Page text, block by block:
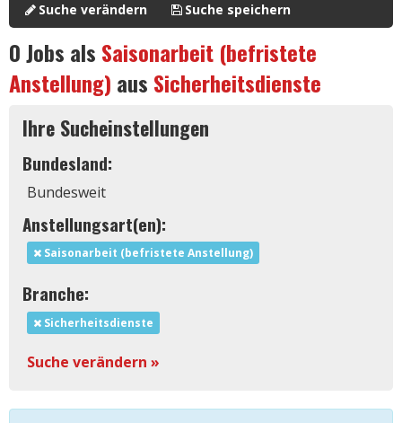
Suche verändern Suche speichern
0Jobs als Saisonarbeit (befristete
Anstellung) aus Sicherheitsdienste
Ihre Sucheinstellungen
Bundesland:
Bundesweit
Anstellungsart(en):
Saisonarbeit (befristete Anstellung)
Branche:
Sicherheitsdienste
Suche verändern »